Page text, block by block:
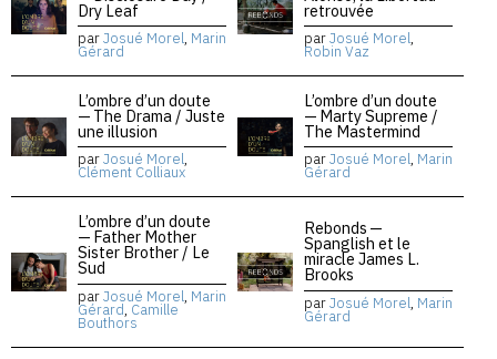
Dry Leaf
parJosué Morel, Marin
Gérard
retrouvée
parJosué Morel,
Robin Vaz
L’ombre d’un doute
— The Drama / Juste
une illusion
parJosué Morel,
Clément Colliaux
L’ombre d’un doute
— Marty Supreme /
The Mastermind
parJosué Morel, Marin
Gérard
L’ombre d’un doute
— Father Mother
Sister Brother / Le
Sud
parJosué Morel, Marin
Gérard, Camille
Bouthors
Rebonds —
Spanglish et le
miracle James L.
Brooks
parJosué Morel, Marin
Gérard